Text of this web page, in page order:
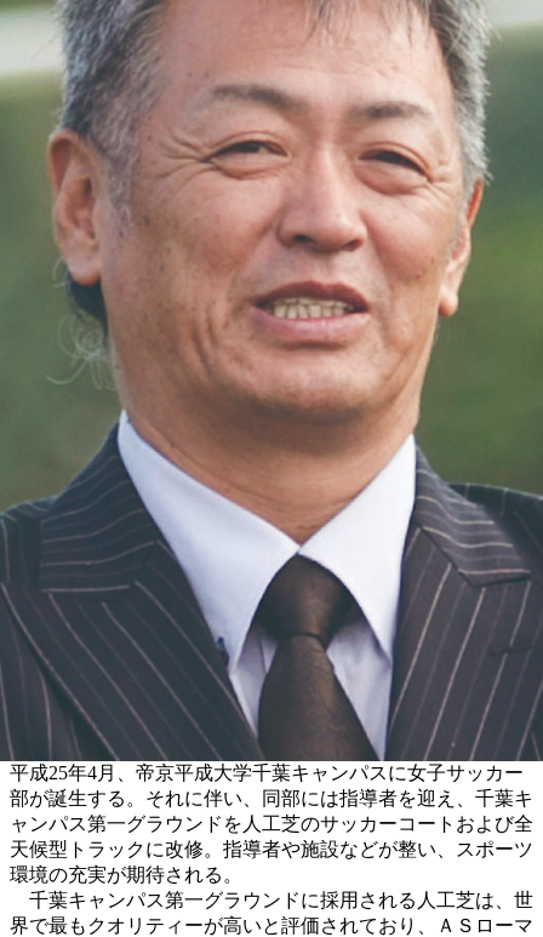
平成25年4月、帝京平成大学千葉キャンパスに女子サッカー
部が誕生する。それに伴い、同部には指導者を迎え、千葉キ
ャンパス第一グラウンドを人工芝のサッカーコートおよび全
天候型トラックに改修。指導者や施設などが整い、スポーツ
環境の充実が期待される。
千葉キャンパス第一グラウンドに採用される人工芝は、世
界で最もクオリティーが高いと評価されており、ＡＳローマ